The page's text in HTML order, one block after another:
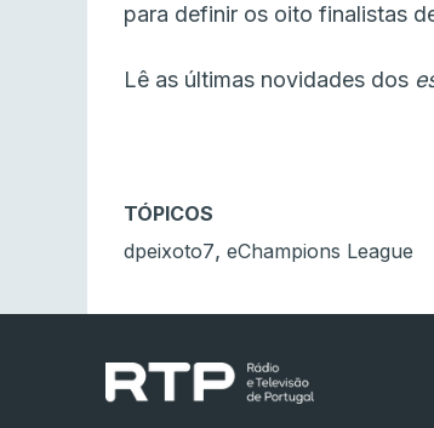
para definir os oito finalistas
Lê as últimas novidades dos
TÓPICOS
dpeixoto7, eChampions League